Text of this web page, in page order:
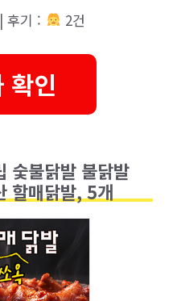
후기 : 2건
확인
숯불닭발 불닭발
할매닭발, 5개